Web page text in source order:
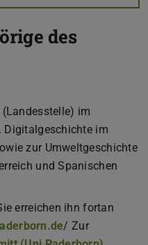
des
im
Digitalgeschichte im
zur Umweltgeschichte
und Spanischen
erreichen ihn fortan
/ Zur